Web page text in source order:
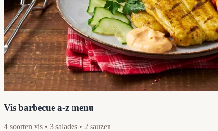
Vis barbecue a-z menu
4 soorten vis • 3 salades • 2 sauzen